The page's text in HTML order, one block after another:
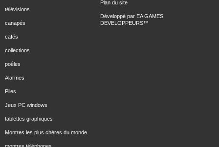
télévisions
canapés
cafés
collections
poêles
Alarmes
Piles
Jeux PC windows
tablettes graphiques
Montres les plus chères du monde
Plan du site
Développé par EA GAMES
DEVELOPPEURS™